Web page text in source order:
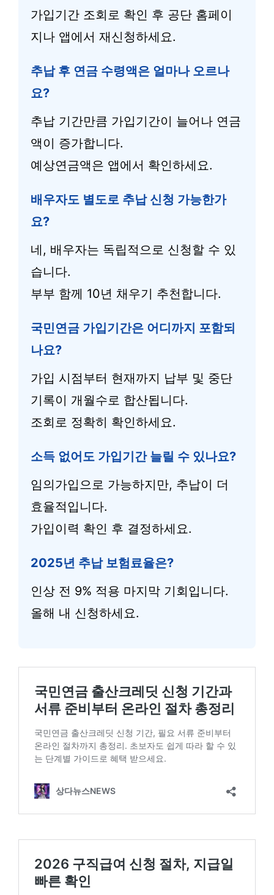
가입기간 조회로 확인 후 공단 홈페이
지나 앱에서 재신청하세요.
추납 후 연금 수령액은 얼마나 오르나
요?
추납 기간만큼 가입기간이 늘어나 연금
액이 증가합니다.
예상연금액은 앱에서 확인하세요.
배우자도 별도로 추납 신청 가능한가
요?
네, 배우자는 독립적으로 신청할 수 있
습니다.
부부 함께 10년 채우기 추천합니다.
국민연금 가입기간은 어디까지 포함되
나요?
가입 시점부터 현재까지 납부 및 중단
기록이 개월수로 합산됩니다.
조회로 정확히 확인하세요.
소득 없어도 가입기간 늘릴 수 있나요?
임의가입으로 가능하지만, 추납이 더
효율적입니다.
가입이력 확인 후 결정하세요.
2025년 추납 보험료율은?
인상 전 9% 적용 마지막 기회입니다.
올해 내 신청하세요.